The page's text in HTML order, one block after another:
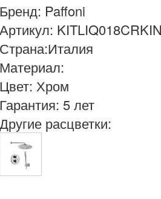
Бренд: Paffoni
Артикул:
Страна:Италия
Материал:
Цвет: Хром
Гарантия: 5 лет
Другие расцветки: